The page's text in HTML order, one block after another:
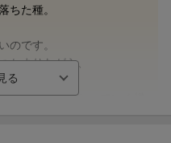
たり、吸盤で貼りついた
で伸びています。みんな違
っていられないこと。つる
わせて柔軟に生きていま
ちた種。
のです。
かまりながら、
いが明らかになっていく構